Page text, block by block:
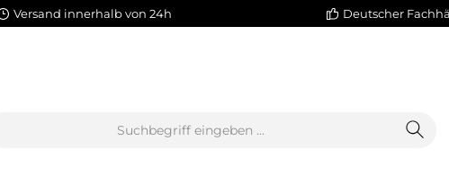
Versand innerhalb von 24h Deutscher